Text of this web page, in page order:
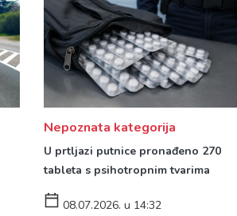
Nepoznata kategorija
U prtljazi putnice pronađeno 270
tableta s psihotropnim tvarima
08.07.2026. u 14:32